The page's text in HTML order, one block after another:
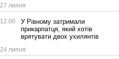
27 липня
12:00
У Рівному затримали
прикарпатця, який хотів
врятувати двох ухилянтів
24 липня